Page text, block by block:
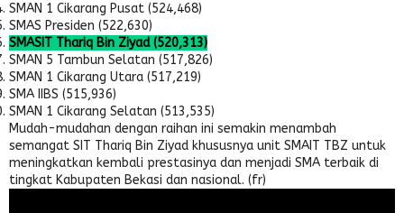
SMAN 1 Cikarang Pusat (524,468)
SMAS Presiden (522,630)
SMASIT Thariq Bin Ziyad (520,313)
SMAN 5 Tambun Selatan (517,826)
SMAN 1 Cikarang Utara (517,219)
SMA IIBS (515,936)
SMAN 1 Cikarang Selatan (513,535)
Mudah-mudahan dengan raihan ini semakin menambah
semangat SIT Thariq Bin Ziyad khususnya unit SMAIT TBZ untuk
meningkatkan kembali prestasinya dan menjadi SMA terbaik di
tingkat Kabupaten Bekasi dan nasional. (fr)